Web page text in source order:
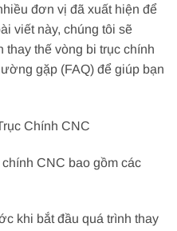
đơn vị đã xuất hiện để
viết này, chúng tôi sẽ
thế vòng bi trục chính
gặp (FAQ) để giúp bạn
Chính CNC
CNC bao gồm các
khi bắt đầu quá trình thay